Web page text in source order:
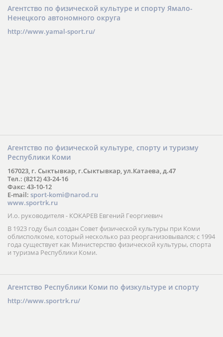
Агентство по физической культуре и спорту Ямало-
Ненецкого автономного округа
http://www.yamal-sport.ru/
Агентство по физической культуре, спорту и туризму
Республики Коми
167023, г. Сыктывкар, г.Сыктывкар, ул.Катаева, д.47
Тел.: (8212) 43-24-16
Факс: 43-10-12
E-mail: sport-komi@narod.ru
www.sportrk.ru
И.о. руководителя - КОКАРЕВ Евгений Георгиевич
В 1923 году был создан Совет физической культуры при Коми
облисполкоме, который несколько раз реорганизовывался; с 1994
года существует как Министерство физической культуры, спорта
и туризма Республики Коми.
Агентство Республики Коми по физкультуре и спорту
http://www.sportrk.ru/